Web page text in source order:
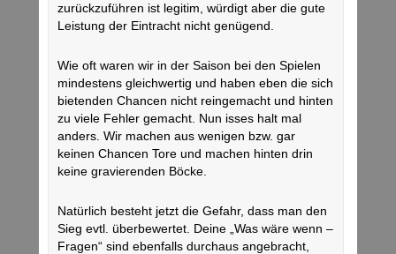
zurückzuführen ist legitim, würdigt aber die gute
Leistung der Eintracht nicht genügend.
Wie oft waren wir in der Saison bei den Spielen
mindestens gleichwertig und haben eben die sich
bietenden Chancen nicht reingemacht und hinten
zu viele Fehler gemacht. Nun isses halt mal
anders. Wir machen aus wenigen bzw. gar
keinen Chancen Tore und machen hinten drin
keine gravierenden Böcke.
Natürlich besteht jetzt die Gefahr, dass man den
Sieg evtl. überbewertet. Deine „Was wäre wenn –
Fragen“ sind ebenfalls durchaus angebracht,